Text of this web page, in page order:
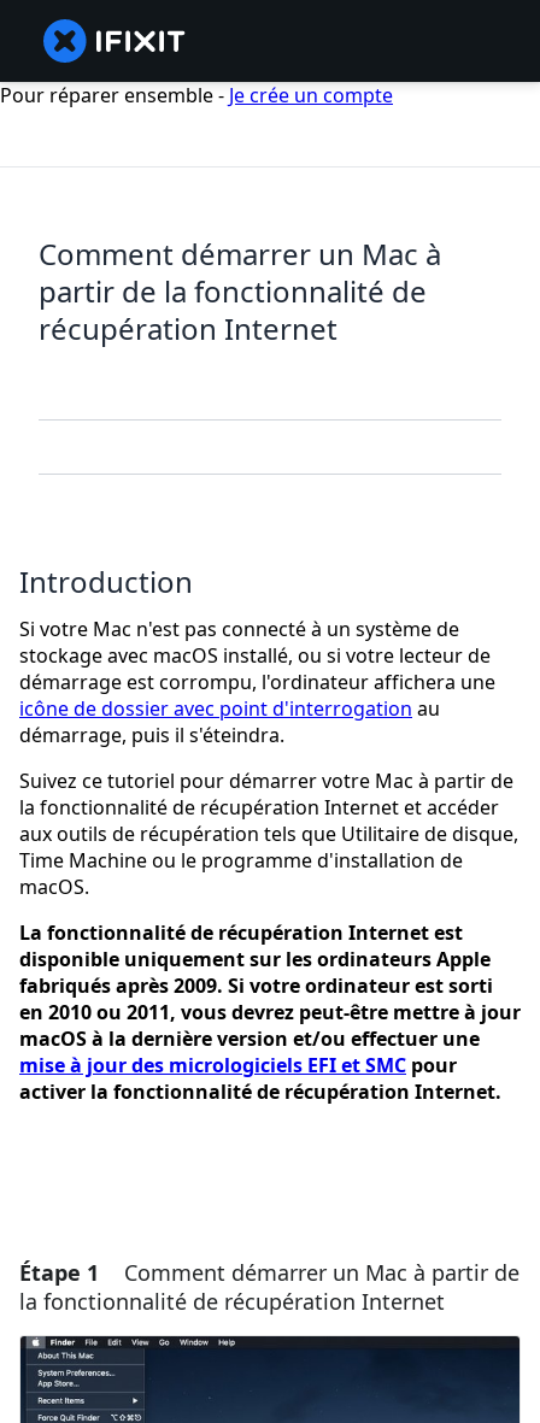
Pour réparer ensemble - Je crée un compte
Comment démarrer un Mac à
partir de la fonctionnalité de
récupération Internet
Introduction
Si votre Mac n'est pas connecté à un système de
stockage avec macOS installé, ou si votre lecteur de
démarrage est corrompu, l'ordinateur affichera une
icône de dossier avec point d'interrogation au
démarrage, puis il s'éteindra.
Suivez ce tutoriel pour démarrer votre Mac à partir de
la fonctionnalité de récupération Internet et accéder
aux outils de récupération tels que Utilitaire de disque,
Time Machine ou le programme d'installation de
macOS.
La fonctionnalité de récupération Internet est
disponible uniquement sur les ordinateurs Apple
fabriqués après 2009. Si votre ordinateur est sorti
en 2010 ou 2011, vous devrez peut-être mettre à jour
macOS à la dernière version et/ou effectuer une
mise à jour des micrologiciels EFI et SMC pour
activer la fonctionnalité de récupération Internet.
Étape 1
Comment démarrer un Mac à partir de
la fonctionnalité de récupération Internet